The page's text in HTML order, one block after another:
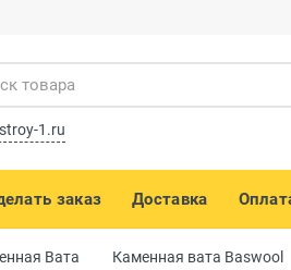
1.ru
заказ Доставка
Вата Каменная вата Baswool